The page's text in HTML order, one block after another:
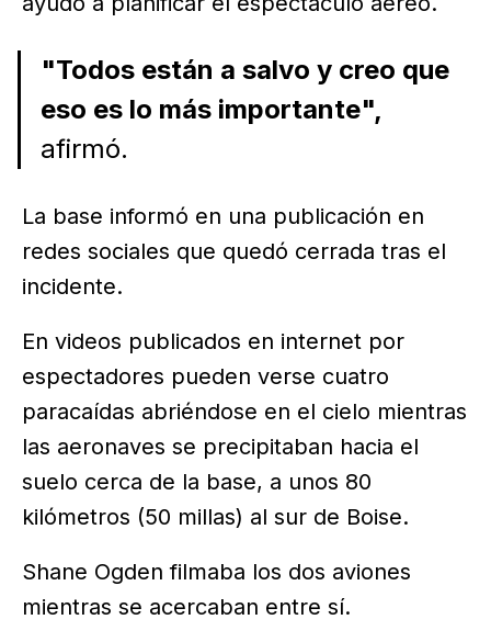
"Todos están a salvo y creo que
eso es lo más importante",
afirmó.
La base informó en una publicación en
redes sociales que quedó cerrada tras el
incidente.
En videos publicados en internet por
espectadores pueden verse cuatro
paracaídas abriéndose en el cielo mientras
las aeronaves se precipitaban hacia el
suelo cerca de la base, a unos 80
kilómetros (50 millas) al sur de Boise.
Shane Ogden filmaba los dos aviones
mientras se acercaban entre sí.